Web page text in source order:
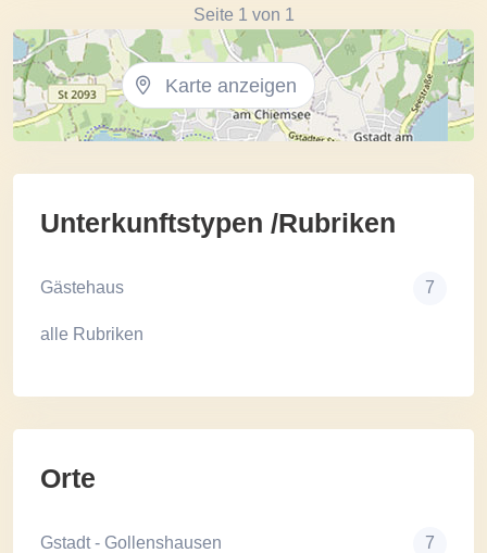
Seite 1 von 1
Karte anzeigen
Unterkunftstypen /Rubriken
Gästehaus 7
alle Rubriken
Orte
Gstadt - Gollenshausen 7